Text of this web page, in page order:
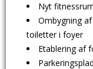
Nyt
Ombygning
toiletter i foyer
Etablering af